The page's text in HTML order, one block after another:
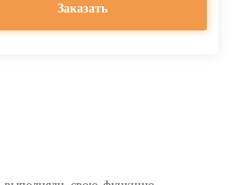
Заказать